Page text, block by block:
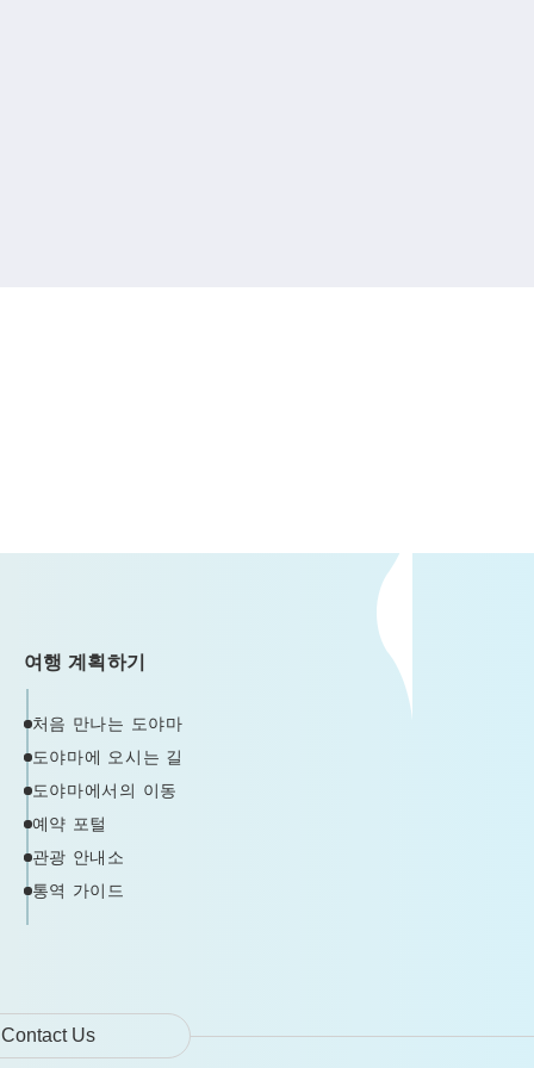
여행 계획하기
처음 만나는 도야마
도야마에 오시는 길
도야마에서의 이동
예약 포털
관광 안내소
통역 가이드
Contact Us